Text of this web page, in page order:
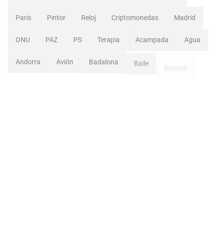
Paris Pintor Reloj Criptomonedas Madrid
ONU PAZ PS Terapia Acampada Agua
Andorra Avión Badalona Baile